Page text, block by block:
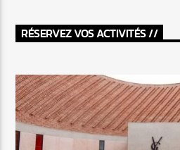
RÉSERVEZ VOS ACTIVITÉS //